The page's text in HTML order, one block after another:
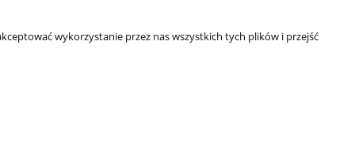
wykorzystanie przez nas wszystkich tych plików i przejść